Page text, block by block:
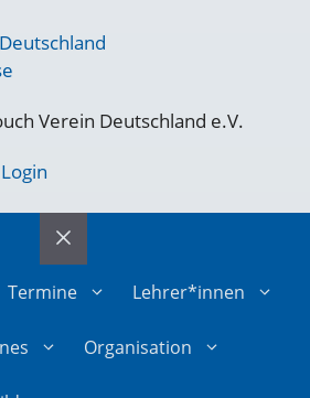
Verein Deutschland e.V.
Login
Termine Lehrer*innen
Organisation